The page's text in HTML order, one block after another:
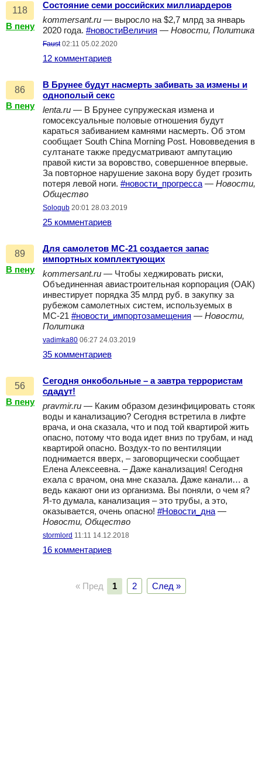
118
В пену
Состояние семи российских миллиардеров
kommersant.ru — выросло на $2,7 млрд за январь
2020 года. #новостиВеличия — Новости, Политика
Faust 02:11 05.02.2020
12 комментариев
86
В пену
В Брунее будут насмерть забивать за измены и
однополый секс
lenta.ru — В Брунее супружеская измена и
гомосексуальные половые отношения будут
караться забиванием камнями насмерть. Об этом
сообщает South China Morning Post. Нововведения в
султанате также предусматривают ампутацию
правой кисти за воровство, совершенное впервые.
За повторное нарушение закона вору будет грозить
потеря левой ноги. #новости_прогресса — Новости,
Общество
Soloqub 20:01 28.03.2019
25 комментариев
89
В пену
Для самолетов МС-21 создается запас
импортных комплектующих
kommersant.ru — Чтобы хеджировать риски,
Объединенная авиастроительная корпорация (ОАК)
инвестирует порядка 35 млрд руб. в закупку за
рубежом самолетных систем, используемых в
МС-21 #новости_импортозамещения — Новости,
Политика
vadimka80 06:27 24.03.2019
35 комментариев
56
В пену
Сегодня онкобольные – а завтра террористам
сдадут!
pravmir.ru — Каким образом дезинфицировать стояк
воды и канализацию? Сегодня встретила в лифте
врача, и она сказала, что и под той квартирой жить
опасно, потому что вода идет вниз по трубам, и над
квартирой опасно. Воздух-то по вентиляции
поднимается вверх, – заговорщически сообщает
Елена Алексеевна. – Даже канализация! Сегодня
ехала с врачом, она мне сказала. Даже канали… а
ведь какают они из организма. Вы поняли, о чем я?
Я-то думала, канализация – это трубы, а это,
оказывается, очень опасно! #Новости_дна —
Новости, Общество
stormlord 11:11 14.12.2018
16 комментариев
« Пред 1 2 След »